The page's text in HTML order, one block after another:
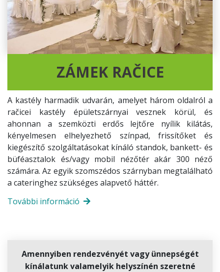
ZÁMEK RAČICE
A kastély harmadik udvarán, amelyet három oldalról a
račicei kastély épületszárnyai vesznek körül, és
ahonnan a szemközti erdős lejtőre nyílik kilátás,
kényelmesen elhelyezhető színpad, frissítőket és
kiegészítő szolgáltatásokat kínáló standok, bankett- és
büféasztalok és/vagy mobil nézőtér akár 300 néző
számára. Az egyik szomszédos szárnyban megtalálható
a cateringhez szükséges alapvető háttér.
További információ
Amennyiben rendezvényét vagy ünnepségét
kínálatunk valamelyik helyszínén szeretné